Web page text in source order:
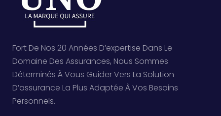
Fort De Nos 20 Années D’expertise Dans Le
Domaine Des Assurances, Nous Sommes
Déterminés À Vous Guider Vers La Solution
D’assurance La Plus Adaptée À Vos Besoins
Personnels.